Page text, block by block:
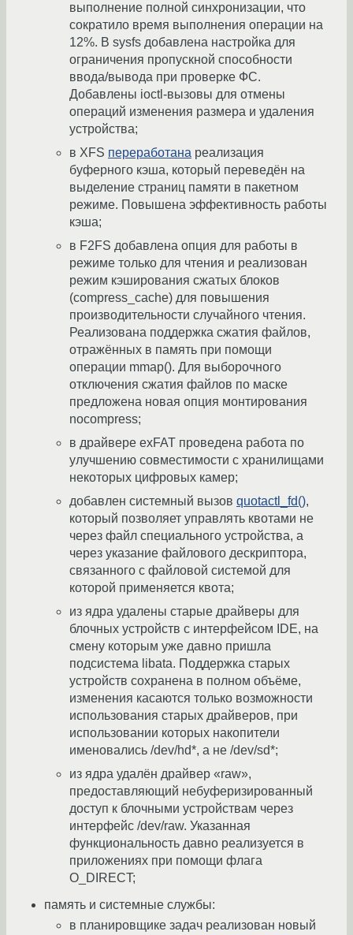
выполнение полной синхронизации, что
сократило время выполнения операции на
12%. В sysfs добавлена настройка для
ограничения пропускной способности
ввода/вывода при проверке ФС.
Добавлены ioctl-вызовы для отмены
операций изменения размера и удаления
устройства;
в XFS переработана реализация
буферного кэша, который переведён на
выделение страниц памяти в пакетном
режиме. Повышена эффективность работы
кэша;
в F2FS добавлена опция для работы в
режиме только для чтения и реализован
режим кэширования сжатых блоков
(compress_cache) для повышения
производительности случайного чтения.
Реализована поддержка сжатия файлов,
отражённых в память при помощи
операции mmap(). Для выборочного
отключения сжатия файлов по маске
предложена новая опция монтирования
nocompress;
в драйвере exFAT проведена работа по
улучшению совместимости с хранилищами
некоторых цифровых камер;
добавлен системный вызов quotactl_fd(),
который позволяет управлять квотами не
через файл специального устройства, а
через указание файлового дескриптора,
связанного с файловой системой для
которой применяется квота;
из ядра удалены старые драйверы для
блочных устройств с интерфейсом IDE, на
смену которым уже давно пришла
подсистема libata. Поддержка старых
устройств сохранена в полном объёме,
изменения касаются только возможности
использования старых драйверов, при
использовании которых накопители
именовались /dev/hd*, а не /dev/sd*;
из ядра удалён драйвер «raw»,
предоставляющий небуферизированный
доступ к блочными устройствам через
интерфейс /dev/raw. Указанная
функциональность давно реализуется в
приложениях при помощи флага
O_DIRECT;
память и системные службы:
в планировщике задач реализован новый